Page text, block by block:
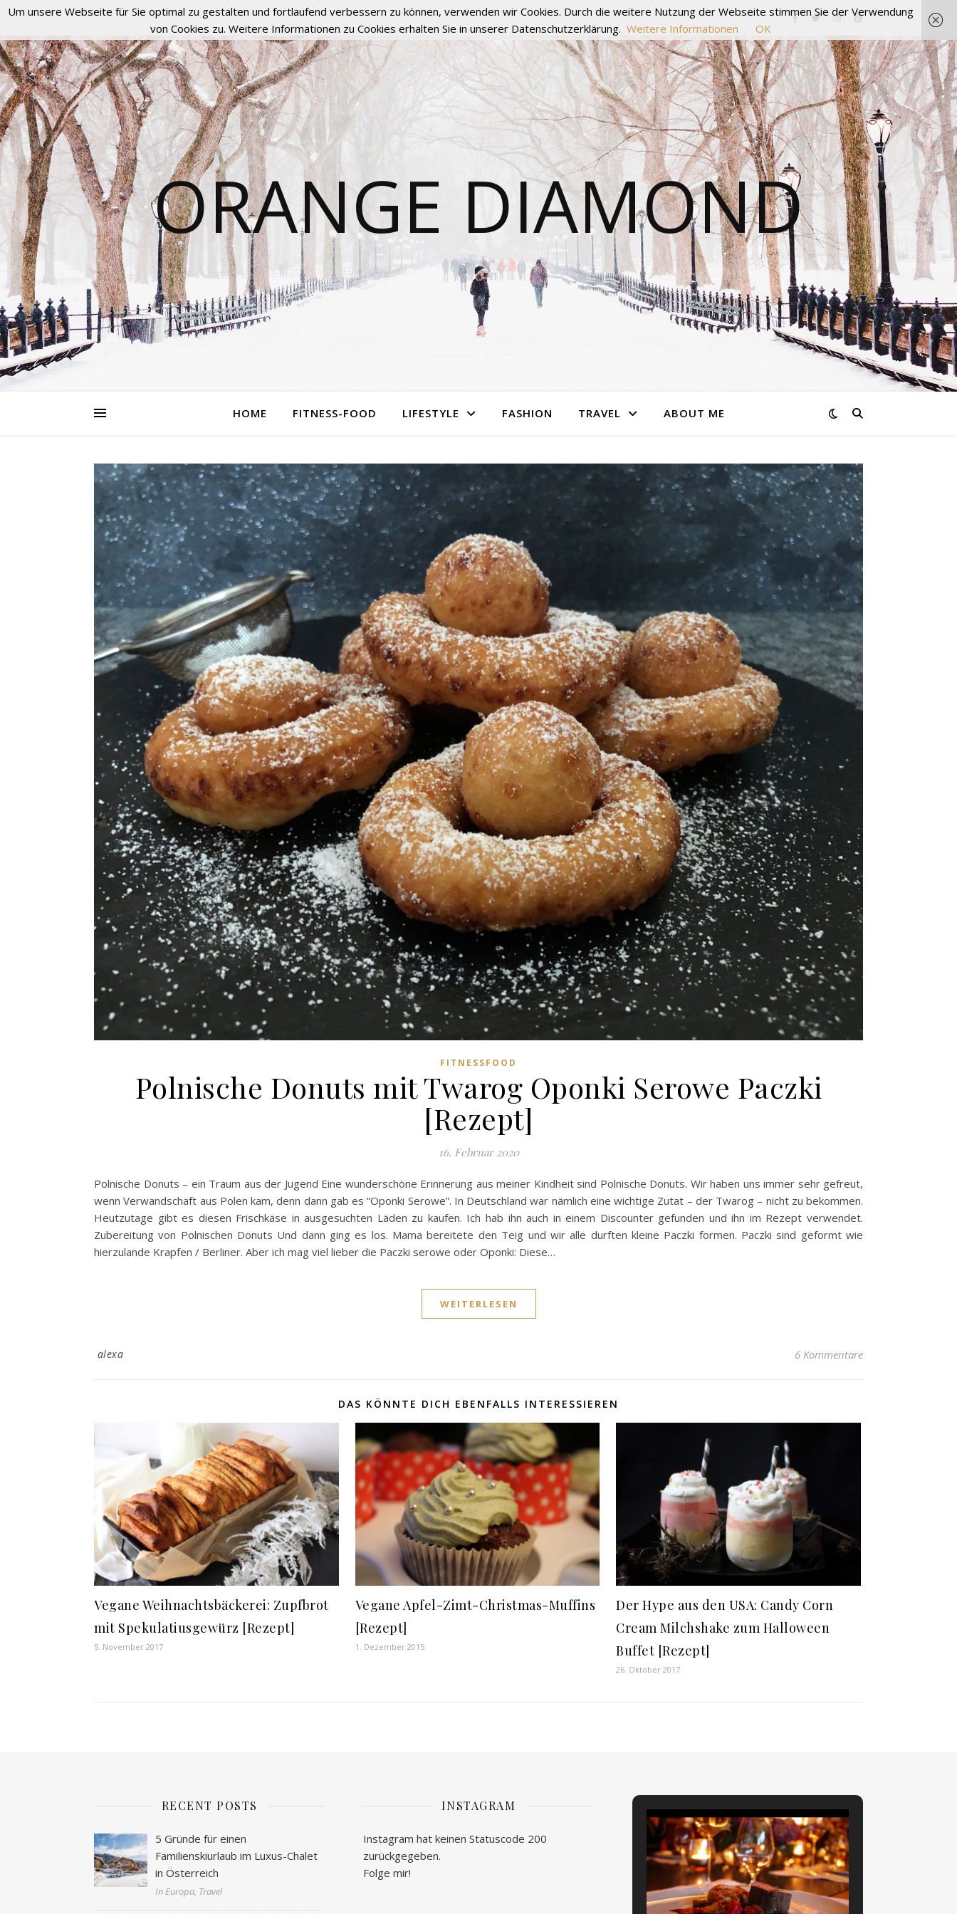
ORANGE DIAMOND
HOME FITNESS-FOOD LIFESTYLE FASHION TRAVEL ABOUT ME
FITNESSFOOD
Polnische Donuts mit Twarog Oponki Serowe Paczki
[Rezept]
16. Februar 2020
Polnische Donuts – ein Traum aus der Jugend Eine wunderschöne Erinnerung aus meiner Kindheit sind Polnische Donuts. Wir haben uns immer sehr gefreut,
wenn Verwandschaft aus Polen kam, denn dann gab es “Oponki Serowe”. In Deutschland war nämlich eine wichtige Zutat – der Twarog – nicht zu bekommen.
Heutzutage gibt es diesen Frischkäse in ausgesuchten Läden zu kaufen. Ich hab ihn auch in einem Discounter gefunden und ihn im Rezept verwendet.
Zubereitung von Polnischen Donuts Und dann ging es los. Mama bereitete den Teig und wir alle durften kleine Paczki formen. Paczki sind geformt wie
hierzulande Krapfen / Berliner. Aber ich mag viel lieber die Paczki serowe oder Oponki: Diese…
WEITERLESEN
alexa 6 Kommentare
DAS KÖNNTE DICH EBENFALLS INTERESSIEREN
Vegane Weihnachtsbäckerei: Zupfbrot
mit Spekulatiusgewürz [Rezept]
5. November 2017
Vegane Apfel-Zimt-Christmas-Muffins
[Rezept]
1. Dezember 2015
Der Hype aus den USA: Candy Corn
Cream Milchshake zum Halloween
Buffet [Rezept]
26. Oktober 2017
RECENT POSTS
5 Gründe für einen
Familienskiurlaub im Luxus-Chalet
in Österreich
In Europa, Travel
INSTAGRAM
Instagram hat keinen Statuscode 200
zurückgegeben.
Folge mir!
Um unsere Webseite für Sie optimal zu gestalten und fortlaufend verbessern zu können, verwenden wir Cookies. Durch die weitere Nutzung der Webseite stimmen Sie der Verwendung
von Cookies zu. Weitere Informationen zu Cookies erhalten Sie in unserer Datenschutzerklärung. Weitere Informationen OK